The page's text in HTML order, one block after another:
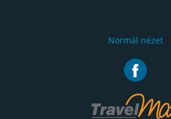
Normál nézet